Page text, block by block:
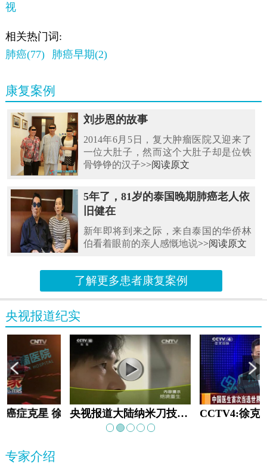
视
相关热门词:
肺癌(77)
肺癌早期(2)
康复案例
刘步恩的故事
2014年6月5日，复大肿瘤医院又迎来了
一位大肚子，然而这个大肚子却是位铁
骨铮铮的汉子>>阅读原文
5年了，81岁的泰国晚期肺癌老人依
旧健在
新年即将到来之际，来自泰国的华侨林
伯看着眼前的亲人感慨地说>>阅读原文
了解更多患者康复案例
央视报道纪实
癌症克星 徐克成 央视报道大陆纳米刀技术手术：绝境重生
专家介绍